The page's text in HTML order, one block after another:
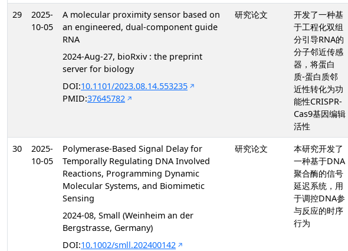
29
2025-
10-05
A molecular proximity sensor based on
an engineered, dual-component guide
RNA
2024-Aug-27, bioRxiv : the preprint
server for biology
DOI:10.1101/2023.08.14.553235
PMID:37645782
研究论文
开发了一种基
于工程化双组
分引导RNA的
分子邻近传感
器，将蛋白
质-蛋白质邻
近性转化为功
能性CRISPR-
Cas9基因编辑
活性
30
2025-
10-05
Polymerase-Based Signal Delay for
Temporally Regulating DNA Involved
Reactions, Programming Dynamic
Molecular Systems, and Biomimetic
Sensing
2024-08, Small (Weinheim an der
Bergstrasse, Germany)
DOI:10.1002/smll.202400142
研究论文
本研究开发了
一种基于DNA
聚合酶的信号
延迟系统，用
于调控DNA参
与反应的时序
行为